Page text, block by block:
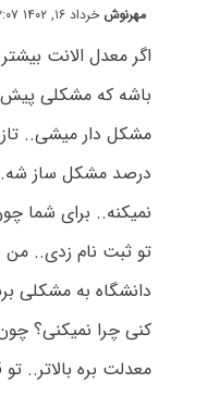
مهرنوش خرداد ۱۶, ۱۴۰۲ at ۱۲:۰۷ ب٫ظ
اگر معدل الانت
باشه که مشکلی پیش
مشکل دار میشی..
درصد مشکل ساز شه..
نمیکنه.. برای شما
تو ثبت نام زدی.. من
دانشگاه به مشکلی
کنی چرا نمیکنی؟
معدلت بره بالاتر..